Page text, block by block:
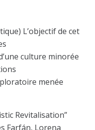
L’objectif de cet
culture minorée
menée
Revitalisation”
Farfán, Lorena